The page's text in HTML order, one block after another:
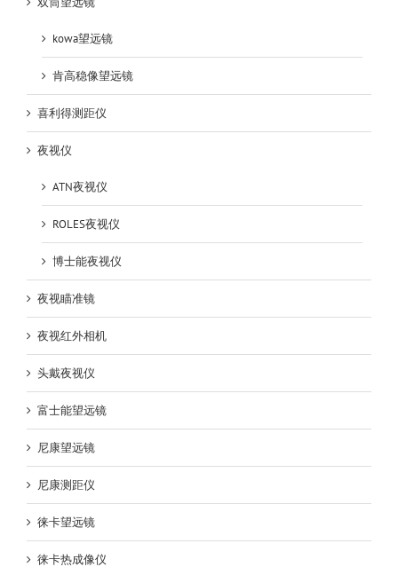
kowa望远镜
肯高稳像望远镜
喜利得测距仪
夜视仪
ATN夜视仪
ROLES夜视仪
博士能夜视仪
夜视瞄准镜
夜视红外相机
头戴夜视仪
富士能望远镜
尼康望远镜
尼康测距仪
徕卡望远镜
徕卡热成像仪